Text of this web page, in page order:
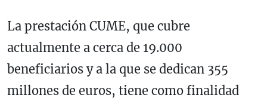
La prestación CUME, que cubre
actualmente a cerca de 19.000
beneficiarios y a la que se dedican 355
millones de euros, tiene como finalidad